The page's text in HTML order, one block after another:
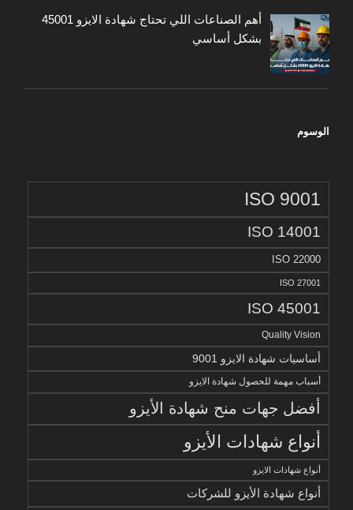
أهم الصناعات اللي تحتاج شهادة الايزو 45001
بشكل أساسي
الوسوم
ISO 9001
ISO 14001
ISO 22000
ISO 27001
ISO 45001
Quality Vision
أساسيات شهادة الايزو 9001
أسباب مهمة للحصول شهادة الايزو
أفضل جهات منح شهادة الأيزو
أنواع شهادات الأيزو
أنواع شهادات الايزو
أنواع شهادة الأيزو للشركات